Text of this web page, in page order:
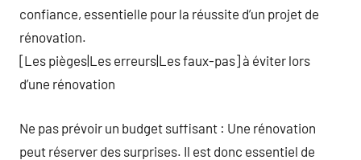
confiance, essentielle pour la réussite d’un projet de
rénovation.
[Les pièges|Les erreurs|Les faux-pas] à éviter lors
d’une rénovation
Ne pas prévoir un budget suffisant : Une rénovation
peut réserver des surprises. Il est donc essentiel de